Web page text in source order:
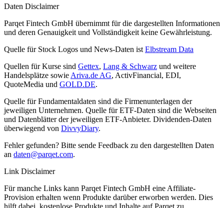
Daten Disclaimer
Parqet Fintech GmbH übernimmt für die dargestellten Informationen
und deren Genauigkeit und Vollständigkeit keine Gewährleistung.
Quelle für Stock Logos und News-Daten ist Elbstream Data
Quellen für Kurse sind Gettex, Lang & Schwarz und weitere
Handelsplätze sowie Ariva.de AG, ActivFinancial, EDI,
QuoteMedia und GOLD.DE.
Quelle für Fundamentaldaten sind die Firmenunterlagen der
jeweiligen Unternehmen. Quelle für ETF-Daten sind die Webseiten
und Datenblätter der jeweiligen ETF-Anbieter. Dividenden-Daten
überwiegend von DivvyDiary.
Fehler gefunden? Bitte sende Feedback zu den dargestellten Daten
an daten@parqet.com.
Link Disclaimer
Für manche Links kann Parqet Fintech GmbH eine Affiliate-
Provision erhalten wenn Produkte darüber erworben werden. Dies
hilft dabei, kostenlose Produkte und Inhalte auf Parqet zu